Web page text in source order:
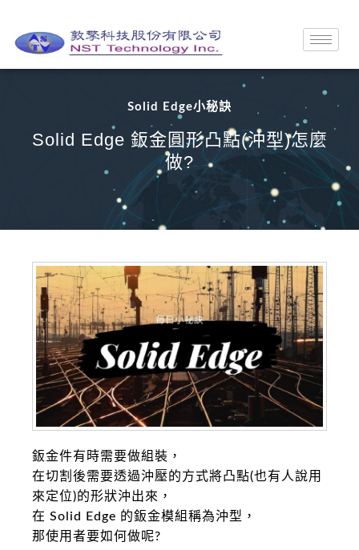
Solid Edge小秘訣
Solid Edge 鈑金圓形凸點(沖型)怎麼
做?
鈑金件有時需要做組裝，
在切割後需要透過沖壓的方式將凸點(也有人說用
來定位)的形狀沖出來，
在 Solid Edge 的鈑金模組稱為沖型，
那使用者要如何做呢?